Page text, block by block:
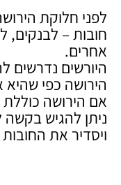
לפני חלוקת
חובות – לבנקים,
אחרים.
היורשים
הירושה כפי שהיא
אם הירושה כוללת
ניתן להגיש בקשה
ויסדיר את